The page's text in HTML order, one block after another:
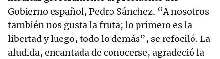
Gobierno español, Pedro Sánchez. “A nosotros
también nos gusta la fruta; lo primero es la
libertad y luego, todo lo demás”, se refociló. La
aludida, encantada de conocerse, agradeció la